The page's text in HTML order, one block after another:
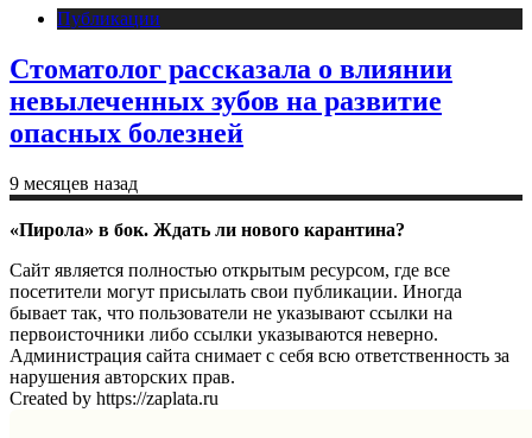
Публикации
Стоматолог рассказала о влиянии
невылеченных зубов на развитие
опасных болезней
9 месяцев назад
«Пирола» в бок. Ждать ли нового карантина?
Сайт является полностью открытым ресурсом, где все
посетители могут присылать свои публикации. Иногда
бывает так, что пользователи не указывают ссылки на
первоисточники либо ссылки указываются неверно.
Администрация сайта снимает с себя всю ответственность за
нарушения авторских прав.
Created by https://zaplata.ru